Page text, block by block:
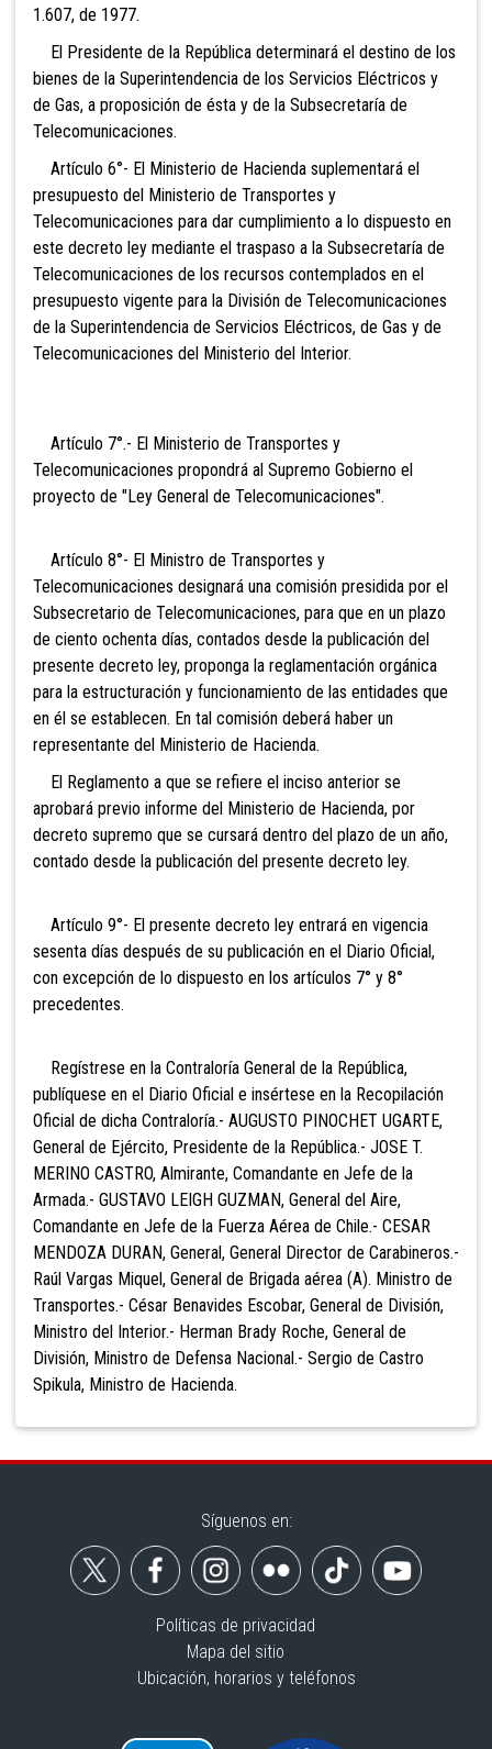
1.607, de 1977.
El Presidente de la República determinará el destino de los
bienes de la Superintendencia de los Servicios Eléctricos y
de Gas, a proposición de ésta y de la Subsecretaría de
Telecomunicaciones.
Artículo 6°- El Ministerio de Hacienda suplementará el
presupuesto del Ministerio de Transportes y
Telecomunicaciones para dar cumplimiento a lo dispuesto en
este decreto ley mediante el traspaso a la Subsecretaría de
Telecomunicaciones de los recursos contemplados en el
presupuesto vigente para la División de Telecomunicaciones
de la Superintendencia de Servicios Eléctricos, de Gas y de
Telecomunicaciones del Ministerio del Interior.
Artículo 7°.- El Ministerio de Transportes y
Telecomunicaciones propondrá al Supremo Gobierno el
proyecto de "Ley General de Telecomunicaciones".
Artículo 8°- El Ministro de Transportes y
Telecomunicaciones designará una comisión presidida por el
Subsecretario de Telecomunicaciones, para que en un plazo
de ciento ochenta días, contados desde la publicación del
presente decreto ley, proponga la reglamentación orgánica
para la estructuración y funcionamiento de las entidades que
en él se establecen. En tal comisión deberá haber un
representante del Ministerio de Hacienda.
El Reglamento a que se refiere el inciso anterior se
aprobará previo informe del Ministerio de Hacienda, por
decreto supremo que se cursará dentro del plazo de un año,
contado desde la publicación del presente decreto ley.
Artículo 9°- El presente decreto ley entrará en vigencia
sesenta días después de su publicación en el Diario Oficial,
con excepción de lo dispuesto en los artículos 7° y 8°
precedentes.
Regístrese en la Contraloría General de la República,
publíquese en el Diario Oficial e insértese en la Recopilación
Oficial de dicha Contraloría.- AUGUSTO PINOCHET UGARTE,
General de Ejército, Presidente de la República.- JOSE T.
MERINO CASTRO, Almirante, Comandante en Jefe de la
Armada.- GUSTAVO LEIGH GUZMAN, General del Aire,
Comandante en Jefe de la Fuerza Aérea de Chile.- CESAR
MENDOZA DURAN, General, General Director de Carabineros.-
Raúl Vargas Miquel, General de Brigada aérea (A). Ministro de
Transportes.- César Benavides Escobar, General de División,
Ministro del Interior.- Herman Brady Roche, General de
División, Ministro de Defensa Nacional.- Sergio de Castro
Spikula, Ministro de Hacienda.
Síguenos en:
Políticas de privacidad
Mapa del sitio
Ubicación, horarios y teléfonos